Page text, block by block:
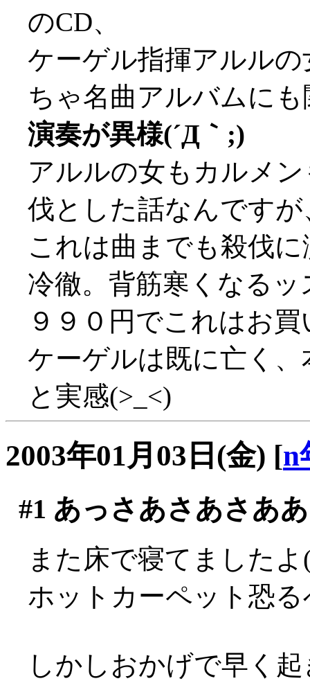
のCD、
ケーゲル指揮アルル
ちゃ名曲アルバムに
演奏が異様(´Д｀;)
アルルの女もカルメ
伐とした話なんですが
これは曲までも殺伐
冷徹。背筋寒くなるッ
９９０円でこれはお
ケーゲルは既に亡く
と実感(>_<)
2003年01月03日(金) [n
#1 あっさあさあさあ
また床で寝てましたよ
ホットカーペット恐
しかしおかげで早く